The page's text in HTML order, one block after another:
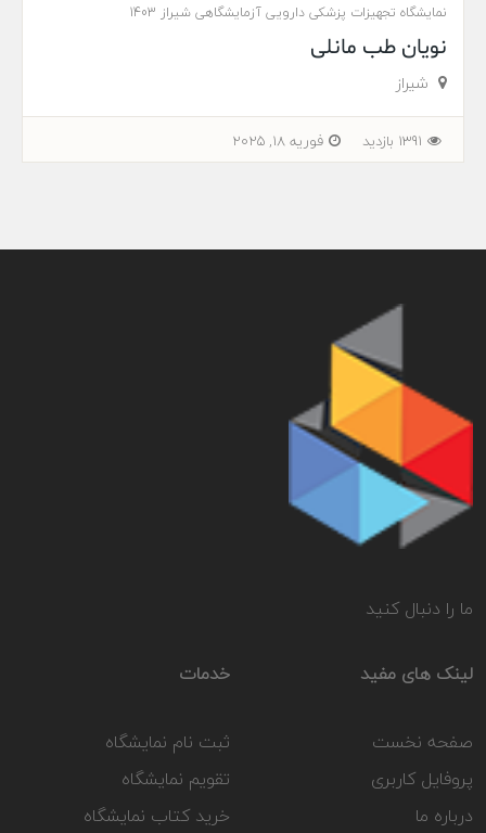
نمایشگاه تجهیزات پزشکی دارویی آزمایشگاهی شیراز 1403
نویان طب مانلی
شیراز
1391 بازدید فوریه 18, 2025
ما را دنبال کنید
لینک های مفید
صفحه نخست
پروفایل کاربری
درباره ما
خدمات
ثبت نام نمایشگاه
تقویم نمایشگاه
خرید کتاب نمایشگاه